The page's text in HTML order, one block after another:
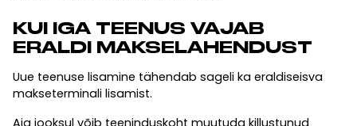
KUI IGA TEENUS VAJAB
ERALDI MAKSELAHENDUST
Uue teenuse lisamine tähendab sageli ka eraldiseisva
makseterminali lisamist.
Aja jooksul võib teeninduskoht muutuda killustunud